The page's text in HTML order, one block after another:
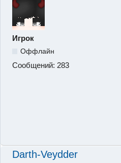
Игрок
Оффлайн
Сообщений: 283
Darth-Veydder